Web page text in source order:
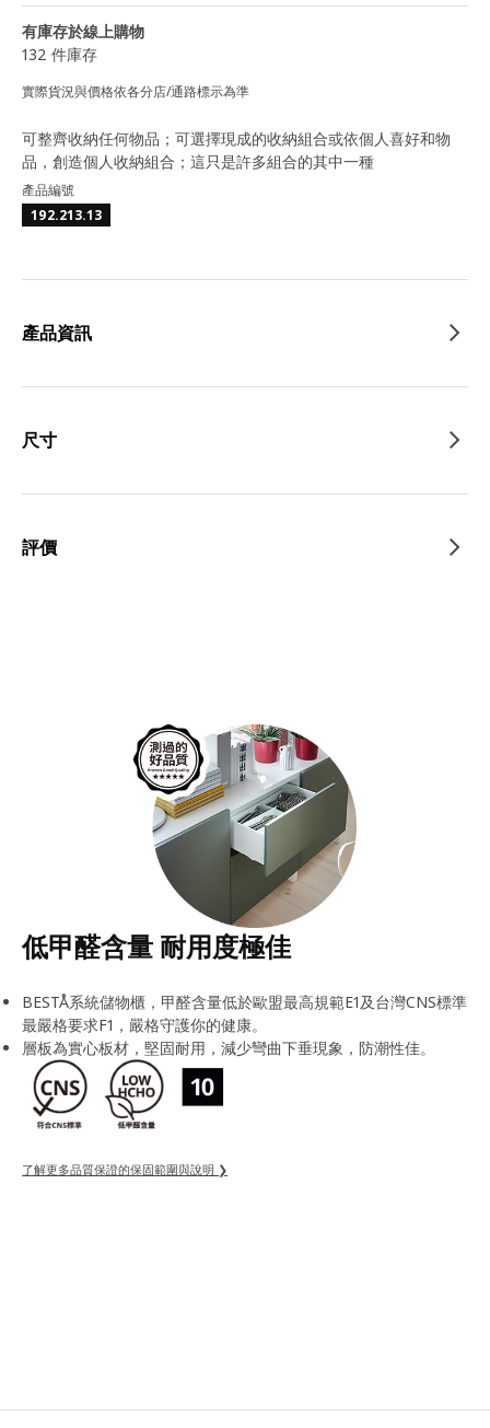
有庫存於線上購物
132 件庫存
實際貨況與價格依各分店/通路標示為準
可整齊收納任何物品；可選擇現成的收納組合或依個人喜好和物
品，創造個人收納組合；這只是許多組合的其中一種
產品編號
192.213.13
產品資訊
尺寸
評價
低甲醛含量 耐用度極佳
BESTÅ系統儲物櫃，甲醛含量低於歐盟最高規範E1及台灣CNS標準
最嚴格要求F1，嚴格守護你的健康。
層板為實心板材，堅固耐用，減少彎曲下垂現象，防潮性佳。
了解更多品質保證的保固範圍與說明 ❯